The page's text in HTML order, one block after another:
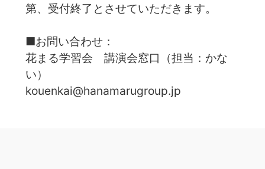
第、受付終了とさせていただきます。
■お問い合わせ：
花まる学習会 講演会窓口（担当：かな
い）
kouenkai@hanamarugroup.jp